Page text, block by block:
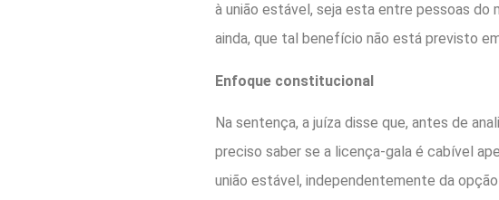
à união estável, seja esta entre pessoas do
ainda, que tal benefício não está previsto
Enfoque constitucional
Na sentença, a juíza disse que, antes de
preciso saber se a licença-gala é cabível
união estável, independentemente da